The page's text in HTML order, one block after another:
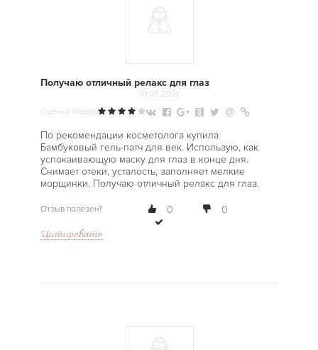
Получаю отличный релакс для глаз
01.09.2021
Оценка товара
По рекомендации косметолога купила
Бамбуковый гель-патч для век. Использую, как
успокаивающую маску для глаз в конце дня.
Снимает отеки, усталость, заполняет мелкие
морщинки. Получаю отличный релакс для глаз.
Отзыв полезен? 0 0
Цитировать